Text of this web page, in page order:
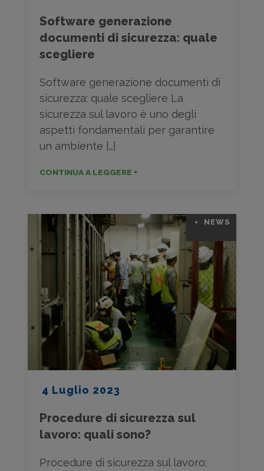
Software generazione
documenti di sicurezza: quale
scegliere
Software generazione documenti di
sicurezza: quale scegliere La
sicurezza sul lavoro è uno degli
aspetti fondamentali per garantire
un ambiente […]
CONTINUA A LEGGERE +
4 Luglio 2023
NEWS
Procedure di sicurezza sul
lavoro: quali sono?
Procedure di sicurezza sul lavoro: